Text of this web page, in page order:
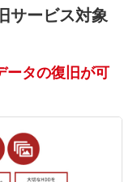
サービス対象
ータの復旧が可